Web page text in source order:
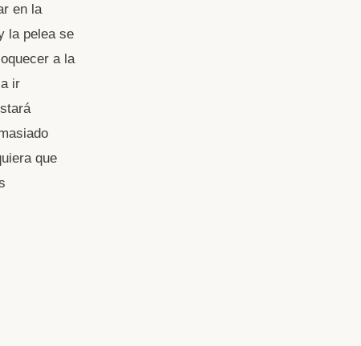
en la
la pelea se
a la
ir
que